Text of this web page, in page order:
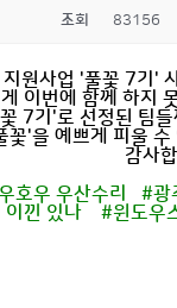
조회 83156
원사업 '풀꽃 7기 '
이번에 함께 하지
7기 '로 선정된 팀
꽃'을 예쁘게 피울
감사
호우 우산수리 #광
이낀 있나 #윈도우